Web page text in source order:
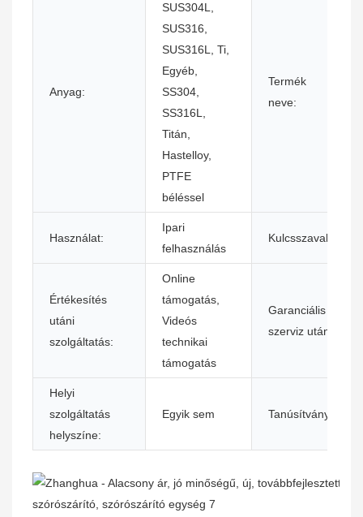
Anyag:
SUS304L,
SUS316,
SUS316L, Ti,
Egyéb,
SS304,
SS316L,
Titán,
Hastelloy,
PTFE
béléssel
Termék
neve:
Használat:
Ipari
felhasználás
Kulcsszavak:
Értékesítés
utáni
szolgáltatás:
Online
támogatás,
Videós
technikai
támogatás
Garanciális
szerviz után:
Helyi
szolgáltatás
helyszíne:
Egyik sem Tanúsítvány: